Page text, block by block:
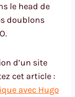
le head de
doublons
d’un site
cet article :
avec Hugo